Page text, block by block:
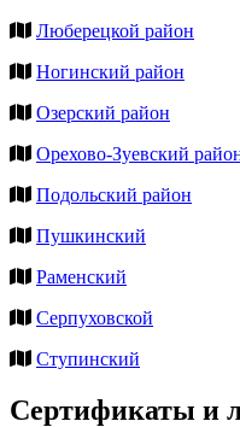
Люберецкой район
Ногинский район
Озерский район
Орехово-Зуевский
Подольский район
Пушкинский
Раменский
Серпуховской
Ступинский
Сертификаты и